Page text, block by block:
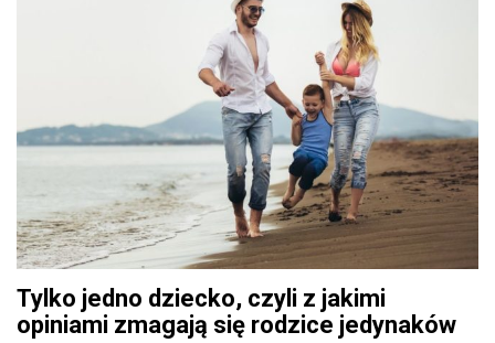
Tylko jedno dziecko, czyli z jakimi
opiniami zmagają się rodzice jedynaków